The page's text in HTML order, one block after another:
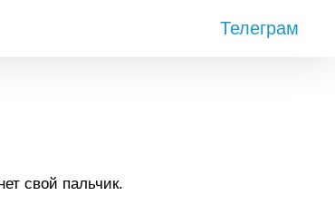
Телеграм
свой пальчик.